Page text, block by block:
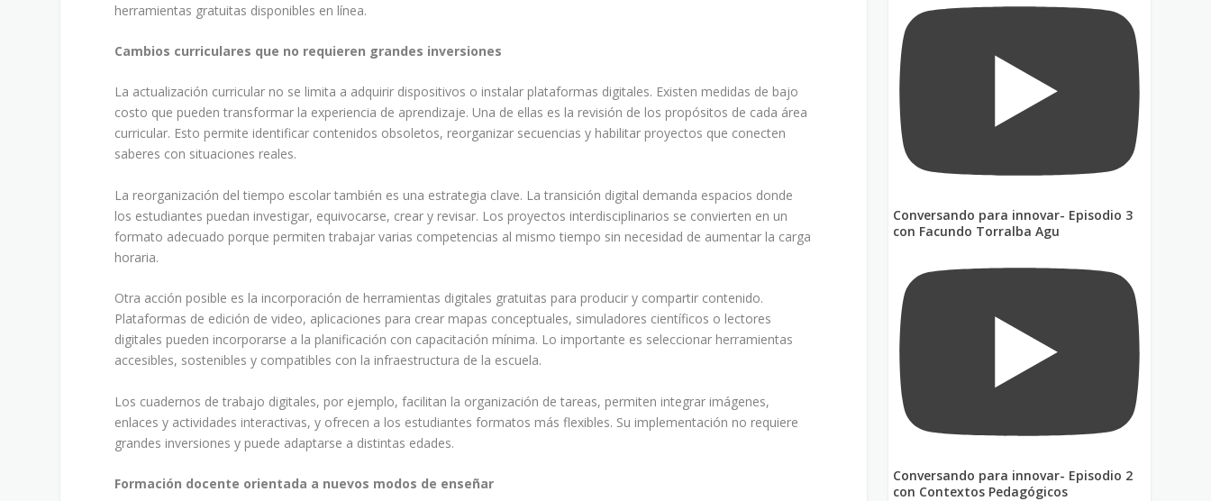
herramientas gratuitas disponibles en línea.
Cambios curriculares que no requieren grandes inversiones
La actualización curricular no se limita a adquirir dispositivos o instalar plataformas digitales. Existen medidas de bajo
costo que pueden transformar la experiencia de aprendizaje. Una de ellas es la revisión de los propósitos de cada área
curricular. Esto permite identificar contenidos obsoletos, reorganizar secuencias y habilitar proyectos que conecten
saberes con situaciones reales.
La reorganización del tiempo escolar también es una estrategia clave. La transición digital demanda espacios donde
los estudiantes puedan investigar, equivocarse, crear y revisar. Los proyectos interdisciplinarios se convierten en un
formato adecuado porque permiten trabajar varias competencias al mismo tiempo sin necesidad de aumentar la carga
horaria.
Otra acción posible es la incorporación de herramientas digitales gratuitas para producir y compartir contenido.
Plataformas de edición de video, aplicaciones para crear mapas conceptuales, simuladores científicos o lectores
digitales pueden incorporarse a la planificación con capacitación mínima. Lo importante es seleccionar herramientas
accesibles, sostenibles y compatibles con la infraestructura de la escuela.
Los cuadernos de trabajo digitales, por ejemplo, facilitan la organización de tareas, permiten integrar imágenes,
enlaces y actividades interactivas, y ofrecen a los estudiantes formatos más flexibles. Su implementación no requiere
grandes inversiones y puede adaptarse a distintas edades.
Formación docente orientada a nuevos modos de enseñar
Conversando para innovar- Episodio 3
con Facundo Torralba Agu
Conversando para innovar- Episodio 2
con Contextos Pedagógicos